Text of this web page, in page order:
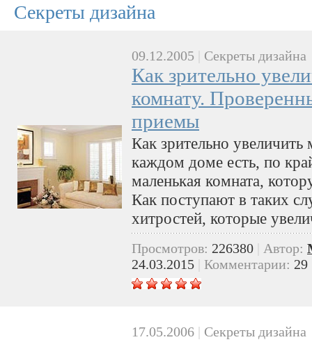
Секреты дизайна
09.12.2005 Секреты дизайна
Как зрительно
комнату.
приемы
Как зрительно
каждом доме есть, по
маленькая комната,
Как поступают в таких
хитростей, которые
Просмотров: 226380 Автор:
24.03.2015
Комментарии: 29
17.05.2006 | Секреты дизайна